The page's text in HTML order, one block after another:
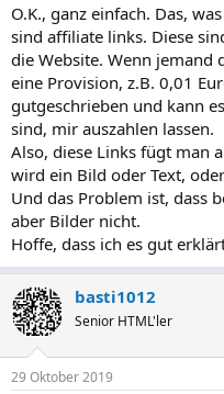
O.K., ganz einfach. Das,
sind affiliate links. Diese
die Website. Wenn jemand
eine Provision, z.B. 0,01
gutgeschrieben und kann
sind, mir auszahlen lassen.
Also, diese Links fügt man
wird ein Bild oder Text,
Und das Problem ist, dass
aber Bilder nicht.
Hoffe, dass ich es gut
basti1012
Senior HTML'ler
29 Oktober 2019